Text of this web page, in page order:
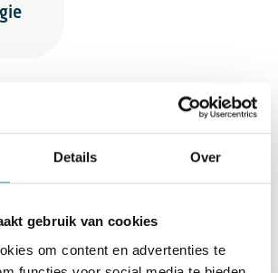
Details Over
gebruik van cookies
om content en advertenties te